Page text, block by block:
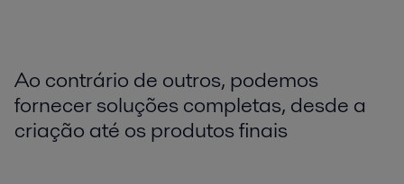
Ao contrário de outros, podemos
fornecer soluções completas, desde a
criação até os produtos finais